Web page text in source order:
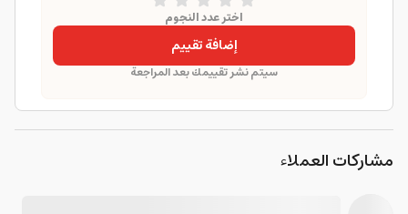
اختر عدد النجوم
إضافة تقييم
سيتم نشر تقييمك بعد المراجعة
مشاركات العملاء